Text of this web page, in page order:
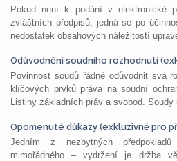
Pokud není k podání v elektronické
zvláštních předpisů, jedná se po
nedostatek obsahových náležitostí
Odůvodnění soudního rozhodnutí
Povinnost soudů řádně odůvodnit svá
klíčových prvků práva na soudní
Listiny základních práv a svobod. Soudy
Opomenuté důkazy (exkluzivně pro
Jedním z nezbytných
mimořádného – vydržení je držba